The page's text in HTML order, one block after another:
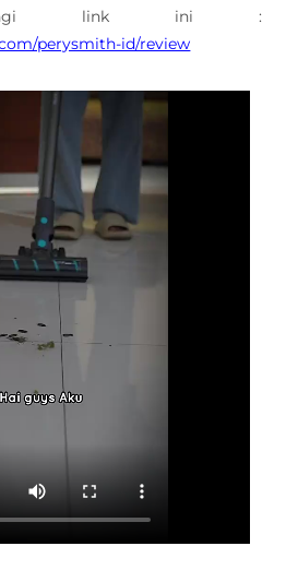
link ini :
perysmith-id/review